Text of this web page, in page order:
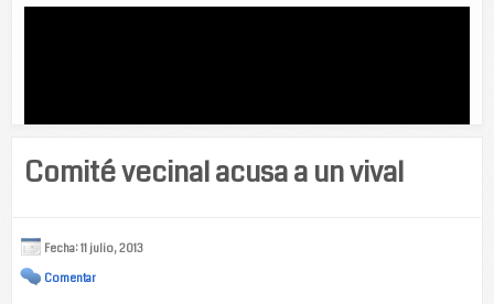
Comité vecinal acusa a un vival
Fecha: 11 julio, 2013
Comentar